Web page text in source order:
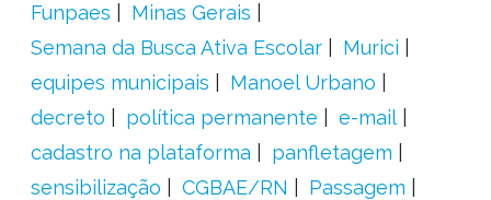
Funpaes
Minas Gerais
Semana da Busca Ativa Escolar
Murici
equipes municipais
Manoel Urbano
decreto
política permanente
e-mail
cadastro na plataforma
panfletagem
sensibilização
CGBAE/RN
Passagem